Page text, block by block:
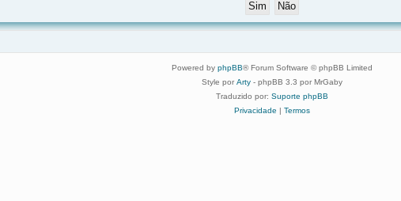
Powered by phpBB® Forum Software © phpBB Limited
Style por Arty - phpBB 3.3 por MrGaby
Traduzido por: Suporte phpBB
Privacidade
Termos